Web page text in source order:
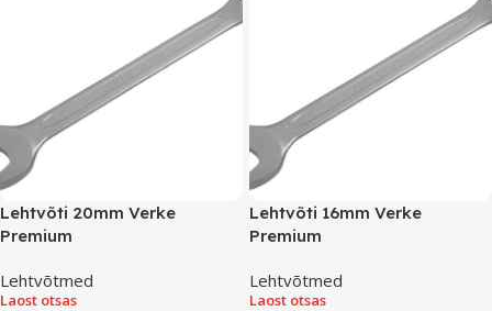
Lehtvõti 20mm Verke
Premium
Lehtvõtmed
Laost otsas
Lehtvõti 16mm Verke
Premium
Lehtvõtmed
Laost otsas